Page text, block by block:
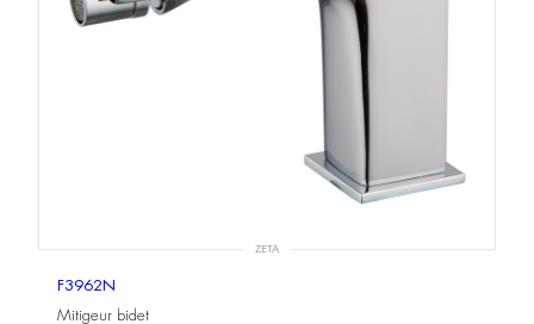
ZETA
F3962N
Mitigeur bidet